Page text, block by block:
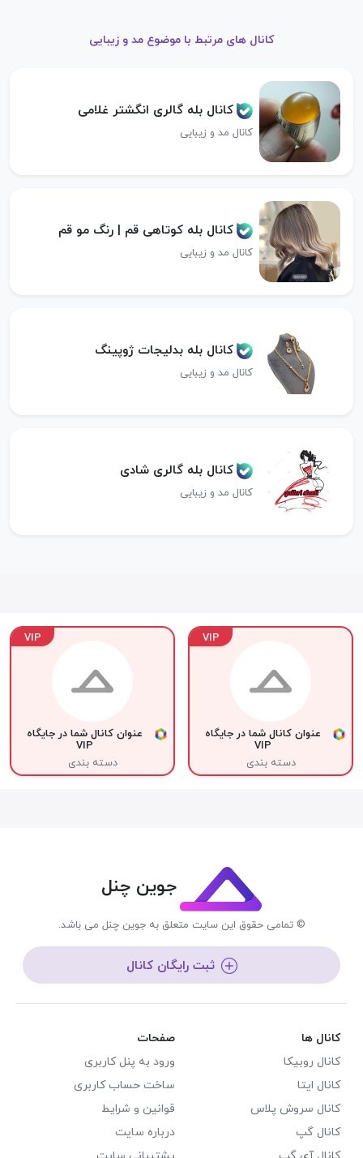
کانال های مرتبط با موضوع مد و زیبایی
کانال بله گالری انگشتر غلامی
کانال مد و زیبایی
کانال بله کوتاهی قم | رنگ مو قم
کانال مد و زیبایی
کانال بله بدلیجات ژوپینگ
کانال مد و زیبایی
کانال بله گالری شادی
کانال مد و زیبایی
VIP
عنوان کانال شما در جایگاه
VIP
دسته بندی
VIP
عنوان کانال شما در جایگاه
VIP
دسته بندی
جوین چنل
© تمامی حقوق این سایت متعلق به جوین چنل می باشد.
ثبت رایگان کانال
کانال ها
کانال روبیکا
کانال ایتا
کانال سروش پلاس
کانال گپ
صفحات
ورود به پنل کاربری
ساخت حساب کاربری
قوانین و شرایط
درباره سایت